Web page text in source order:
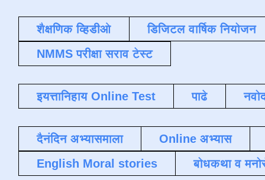
शैक्षणिक व्हिडीओ
डिजिटल वार्षिक नियोजन
NMMS परीक्षा सराव टेस्ट
इयत्तानिहाय Online Test पाढे
दैनंदिन अभ्यासमाला
Online अभ्यास
English Moral stories
बोधकथा व